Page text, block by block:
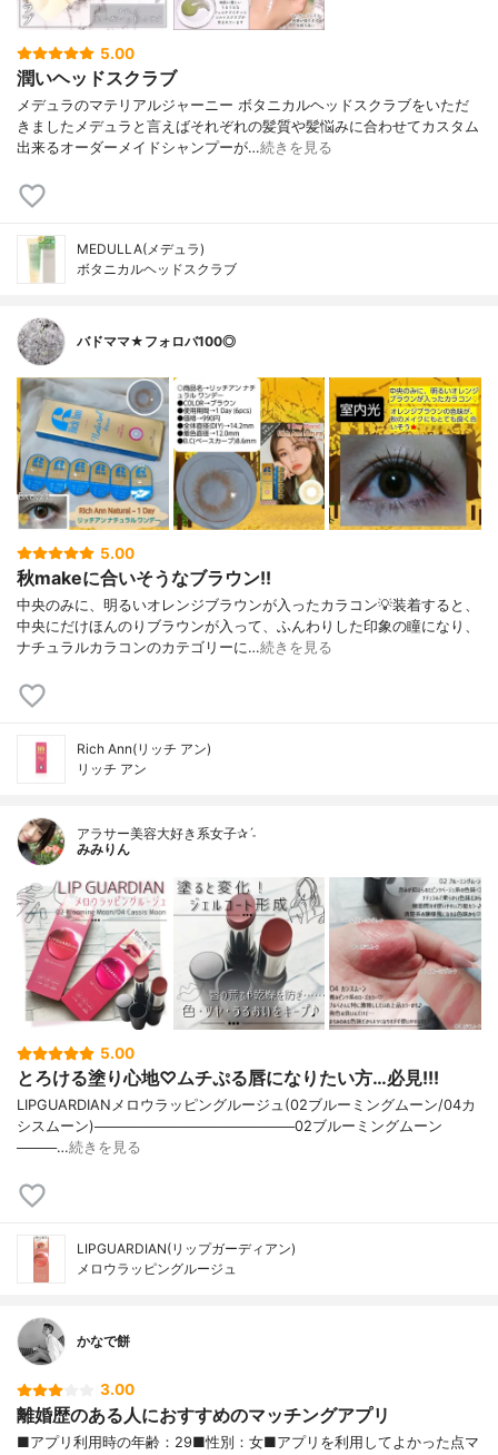
5.00
潤いヘッドスクラブ
メデュラのマテリアルジャーニー ボタニカルヘッドスクラブをいただ
きましたメデュラと言えばそれぞれの髪質や髪悩みに合わせてカスタム
出来るオーダーメイドシャンプーが…続きを見る
MEDULLA(メデュラ)
ボタニカルヘッドスクラブ
バドママ★フォロバ100◎
5.00
秋makeに合いそうなブラウン!!
中央のみに、明るいオレンジブラウンが入ったカラコン💡装着すると、
中央にだけほんのりブラウンが入って、ふんわりした印象の瞳になり、
ナチュラルカラコンのカテゴリーに…続きを見る
Rich Ann(リッチ アン)
リッチ アン
アラサー美容大好き系女子✰ˊ˗
みみりん
5.00
とろける塗り心地♡ムチぷる唇になりたい方…必見!!!
LIPGUARDIANメロウラッピングルージュ(02ブルーミングムーン/04カ
シスムーン)────────────────────02ブルーミングムーン
────…続きを見る
LIPGUARDIAN(リップガーディアン)
メロウラッピングルージュ
かなで餅
3.00
離婚歴のある人におすすめのマッチングアプリ
■アプリ利用時の年齢：29■性別：女■アプリを利用してよかった点マ